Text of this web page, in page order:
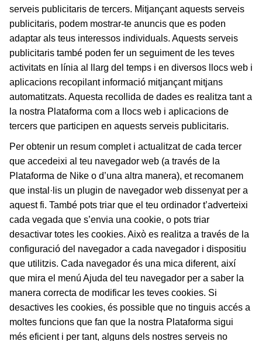
serveis publicitaris de tercers. Mitjançant aquests serveis
publicitaris, podem mostrar-te anuncis que es poden
adaptar als teus interessos individuals. Aquests serveis
publicitaris també poden fer un seguiment de les teves
activitats en línia al llarg del temps i en diversos llocs web i
aplicacions recopilant informació mitjançant mitjans
automatitzats. Aquesta recollida de dades es realitza tant a
la nostra Plataforma com a llocs web i aplicacions de
tercers que participen en aquests serveis publicitaris.
Per obtenir un resum complet i actualitzat de cada tercer
que accedeixi al teu navegador web (a través de la
Plataforma de Nike o d’una altra manera), et recomanem
que instal·lis un plugin de navegador web dissenyat per a
aquest fi. També pots triar que el teu ordinador t’adverteixi
cada vegada que s’envia una cookie, o pots triar
desactivar totes les cookies. Això es realitza a través de la
configuració del navegador a cada navegador i dispositiu
que utilitzis. Cada navegador és una mica diferent, així
que mira el menú Ajuda del teu navegador per a saber la
manera correcta de modificar les teves cookies. Si
desactives les cookies, és possible que no tinguis accés a
moltes funcions que fan que la nostra Plataforma sigui
més eficient i per tant, alguns dels nostres serveis no